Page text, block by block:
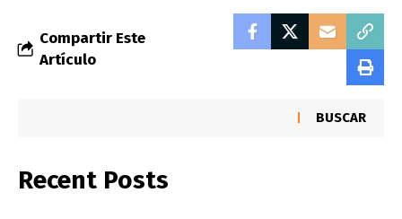
Compartir Este
Artículo
BUSCAR
Recent Posts